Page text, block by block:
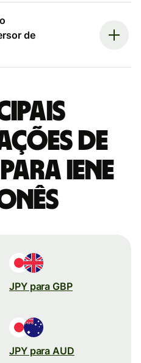
de
de
Iene
JPY para GBP
JPY para AUD